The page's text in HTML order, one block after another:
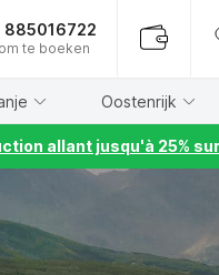
885016722
te boeken
Oostenrijk
allant jusqu'à 25%